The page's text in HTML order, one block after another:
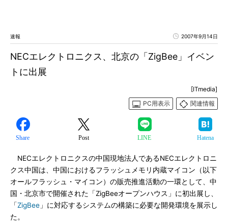
速報 2007年9月14日
NECエレクトロニクス、北京の「ZigBee」イベン
トに出展
[ITmedia]
PC用表示
関連情報
Share Post LINE Hatena
NECエレクトロニクスの中国現地法人であるNECエレクトロニ
クス中国は、中国におけるフラッシュメモリ内蔵マイコン（以下
オールフラッシュ・マイコン）の販売推進活動の一環として、中
国・北京市で開催された「ZigBeeオープンハウス」に初出展し、
「ZigBee 」に対応するシステムの構築に必要な開発環境を展示し
た。